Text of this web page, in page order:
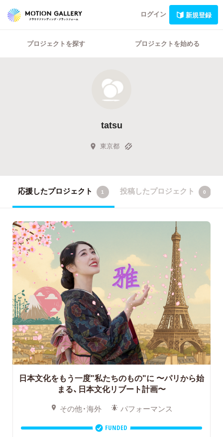
ログイン 新規登録
プロジェクトを探す プロジェクトを始める
tatsu
東京都
応援したプロジェクト 1 投稿したプロジェクト 0
日本文化をもう一度"私たちのもの"に 〜パリから始
まる、日本文化リブート計画〜
その他・海外 パフォーマンス
FUNDED